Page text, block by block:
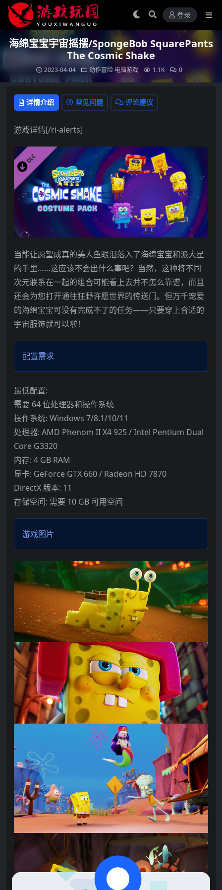
登录
海绵宝宝宇宙摇摆/SpongeBob SquarePants
The Cosmic Shake
2023-04-04 动作冒险 电脑游戏 1.1K 0
详情介绍 常见问题 评论建议
游戏详情[/ri-alerts]
当能让愿望成真的美人鱼眼泪落入了海绵宝宝和派大星
的手里……这应该不会出什么事吧？当然，这种将不同
次元联系在一起的组合可能看上去并不怎么靠谱，而且
还会为您打开通往狂野许愿世界的传送门。但万千宠爱
的海绵宝宝可没有完成不了的任务——只要穿上合适的
宇宙服饰就可以啦！
配置需求
最低配置:
需要 64 位处理器和操作系统
操作系统: Windows 7/8.1/10/11
处理器: AMD Phenom II X4 925 / Intel Pentium Dual
Core G3320
内存: 4 GB RAM
显卡: GeForce GTX 660 / Radeon HD 7870
DirectX 版本: 11
存储空间: 需要 10 GB 可用空间
游戏图片